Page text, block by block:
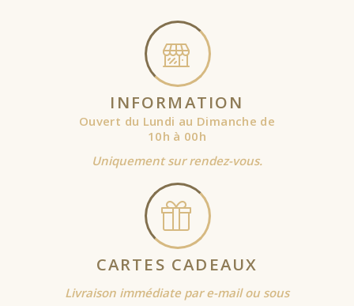
INFORMATION
Ouvert du Lundi au Dimanche de
10h à 00h
Uniquement sur rendez-vous.
CARTES CADEAUX
Livraison immédiate par e-mail ou sous